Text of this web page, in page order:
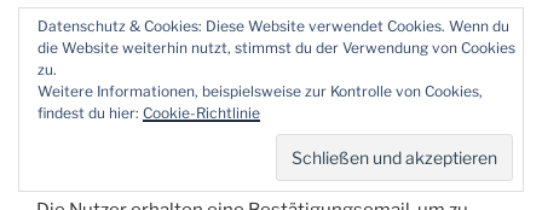
Kommentarabonnements
Die Nachfolgekommentare können durch Nutzer mit
deren Einwilligung gem. Art. 6 Abs. 1 lit. a DSGVO
Datenschutz & Cookies: Diese Website verwendet Cookies. Wenn du
die Website weiterhin nutzt, stimmst du der Verwendung von Cookies
zu.
Weitere Informationen, beispielsweise zur Kontrolle von Cookies,
findest du hier: Cookie-Richtlinie